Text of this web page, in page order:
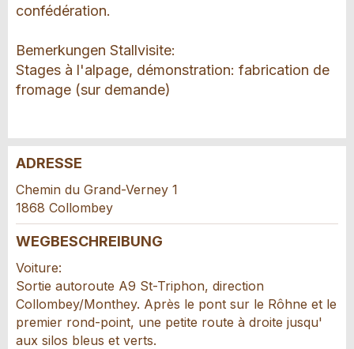
confédération.
Bemerkungen Stallvisite:
Stages à l'alpage, démonstration: fabrication de
fromage (sur demande)
Anzeige beanstanden
Ihr Feedback wird sehr geschätzt!
Allgemeines Feedback
Anzeige nicht mehr gültig
Anzeige unvollständig
Anzeige weiterempfehlen
Empfehlen Sie diese Anzeige an Freunde weiter.
ADRESSE
Chemin du Grand-Verney 1
1868 Collombey
WEGBESCHREIBUNG
Voiture:
Sortie autoroute A9 St-Triphon, direction
Collombey/Monthey. Après le pont sur le Rôhne et le
premier rond-point, une petite route à droite jusqu'
aux silos bleus et verts.